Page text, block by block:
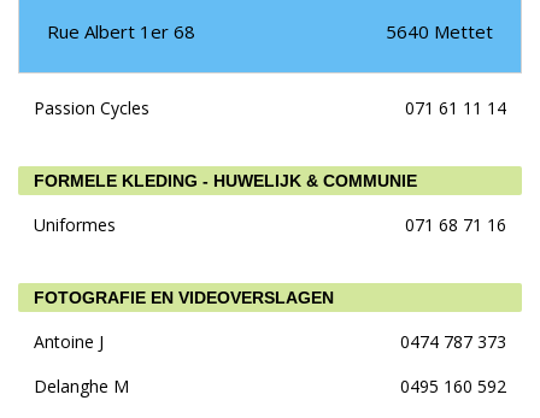
Rue Albert 1er 68 5640 Mettet
Passion Cycles 071 61 11 14
FORMELE KLEDING - HUWELIJK & COMMUNIE
Uniformes 071 68 71 16
FOTOGRAFIE EN VIDEOVERSLAGEN
Antoine J
0474 787 373
Delanghe M
0495 160 592